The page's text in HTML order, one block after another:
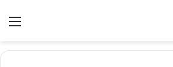
Menü